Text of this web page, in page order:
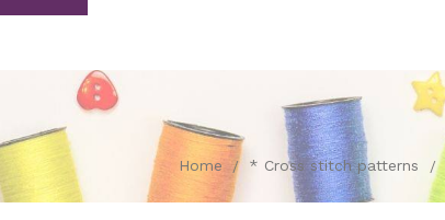
Home * Cross stitch patterns